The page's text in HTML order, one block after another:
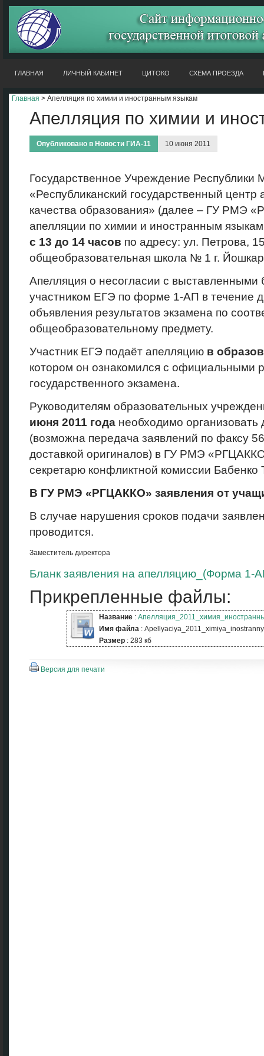
ГЛАВНАЯ ЛИЧНЫЙ КАБИНЕТ ЦИТОКО СХЕМА ПРОЕЗДА
Главная > Апелляция по химии и иностранным языкам
Апелляция по химии и
Опубликовано в Новости ГИА-11 10 июня 2011
Государственное Учреждение Республики
«Республиканский государственный центр
качества образования» (далее – ГУ РМЭ
апелляции по химии и иностранным
с 13 до 14 часов по адресу: ул. Петрова,
общеобразовательная школа № 1 г.
Апелляция о несогласии с выставленными
участником ЕГЭ по форме 1-АП в течение
объявления результатов экзамена по
общеобразовательному предмету.
Участник ЕГЭ подаёт апелляцию в
котором он ознакомился с официальными
государственного экзамена.
Руководителям образовательных
июня 2011 года необходимо организовать
(возможна передача заявлений по факсу
доставкой оригиналов) в ГУ РМЭ
секретарю конфликтной комиссии Бабенко
В ГУ РМЭ «РГЦАККО» заявления от
В случае нарушения сроков подачи
проводится.
Заместитель директора
Бланк заявления на апелляцию_(Форма 1-
Прикрепленные файлы:
Название :
Имя файла :
Размер : 283 кб
Версия для печати